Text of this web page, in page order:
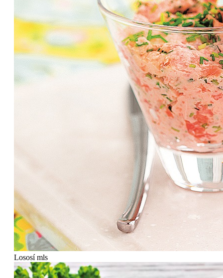
Lososí mls